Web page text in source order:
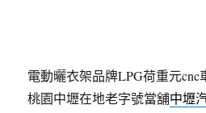
電動曬衣架品牌LPG荷重元cnc
桃園中壢在地老字號當舖中壢